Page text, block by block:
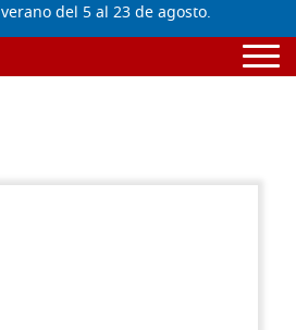
del 5 al 23 de agosto.